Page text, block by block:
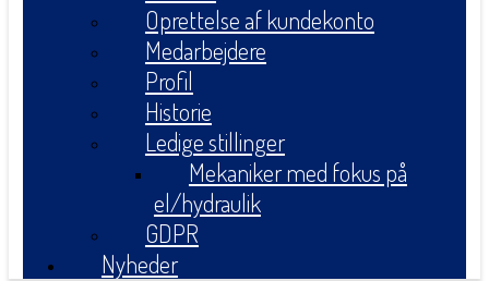
Oprettelse af kundekonto
Medarbejdere
Profil
Historie
Ledige stillinger
Mekaniker med fokus på
el/hydraulik
GDPR
Nyheder